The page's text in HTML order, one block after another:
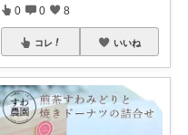
0 0 8
コレ いいね